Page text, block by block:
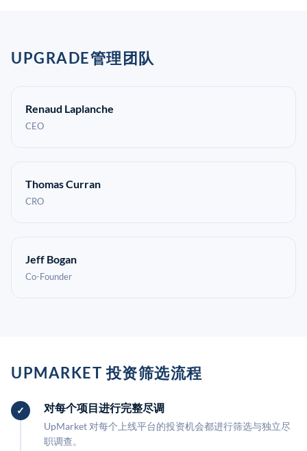
UPGRADE管理团队
Renaud Laplanche
CEO
Thomas Curran
CRO
Jeff Bogan
Co-Founder
UPMARKET 投资筛选流程
对每个项目进行完整尽调
UpMarket 对每个上线平台的投资机会都进行筛选与独立尽
职调查。